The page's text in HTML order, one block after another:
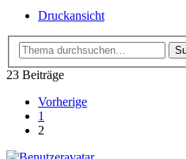
Druckansicht
23 Beiträge
Vorherige
1
2